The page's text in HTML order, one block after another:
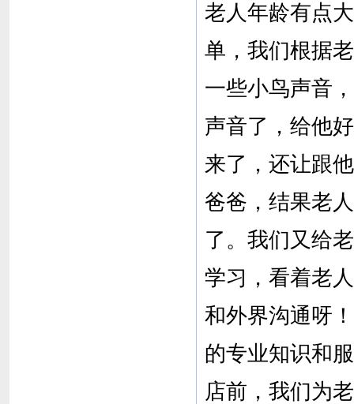
老人年龄有点
单，我们根据
一些小鸟声音
声音了，给他
来了，还让跟
爸爸，结果老
了。我们又给
学习，看着老
和外界沟通呀
的专业知识和
店前，我们为